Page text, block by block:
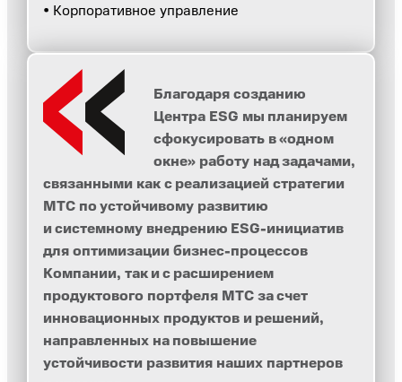
• Корпоративное управление
Благодаря созданию
Центра ESG мы планируем
сфокусировать в «одном
окне» работу над задачами,
связанными как с реализацией стратегии
МТС по устойчивому развитию
и системному внедрению ESG-инициатив
для оптимизации бизнес-процессов
Компании, так и с расширением
продуктового портфеля МТС за счет
инновационных продуктов и решений,
направленных на повышение
устойчивости развития наших партнеров